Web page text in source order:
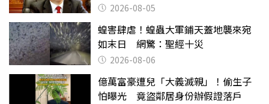
2026-08-05
蝗害肆虐！蝗蟲大軍鋪天蓋地襲來宛
如末日 網驚：聖經十災
2026-08-06
億萬富豪遭兒「大義滅親」！偷生子
怕曝光 竟盜鄰居身份辦假證落戶